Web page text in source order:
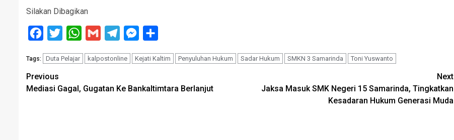
Silakan Dibagikan
Facebook
Twitter WhatsApp
Gmail TelegramMessenger
Tags: Duta Pelajar kalpostonline Kejati Kaltim Penyuluhan Hukum Sadar Hukum SMKN 3 Samarinda Toni Yuswanto
Post
navigation
Previous
Mediasi Gagal, Gugatan Ke Bankaltimtara Berlanjut
Next
Jaksa Masuk SMK Negeri 15 Samarinda, Tingkatkan
Kesadaran Hukum Generasi Muda